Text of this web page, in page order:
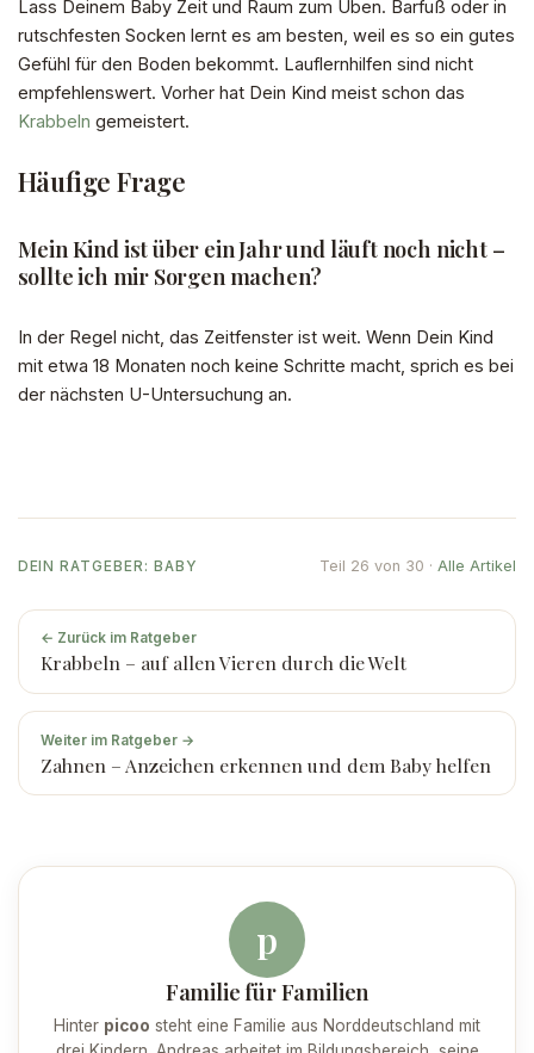
Lass Deinem Baby Zeit und Raum zum Üben. Barfuß oder in
rutschfesten Socken lernt es am besten, weil es so ein gutes
Gefühl für den Boden bekommt. Lauflernhilfen sind nicht
empfehlenswert. Vorher hat Dein Kind meist schon das
Krabbeln gemeistert.
Häufige Frage
Mein Kind ist über ein Jahr und läuft noch nicht –
sollte ich mir Sorgen machen?
In der Regel nicht, das Zeitfenster ist weit. Wenn Dein Kind
mit etwa 18 Monaten noch keine Schritte macht, sprich es bei
der nächsten U-Untersuchung an.
DEIN RATGEBER: BABY Teil 26 von 30 ·Alle Artikel
← Zurück im Ratgeber
Krabbeln – auf allen Vieren durch die Welt
Weiter im Ratgeber →
Zahnen – Anzeichen erkennen und dem Baby helfen
p
Familie für Familien
Hinter picoo steht eine Familie aus Norddeutschland mit